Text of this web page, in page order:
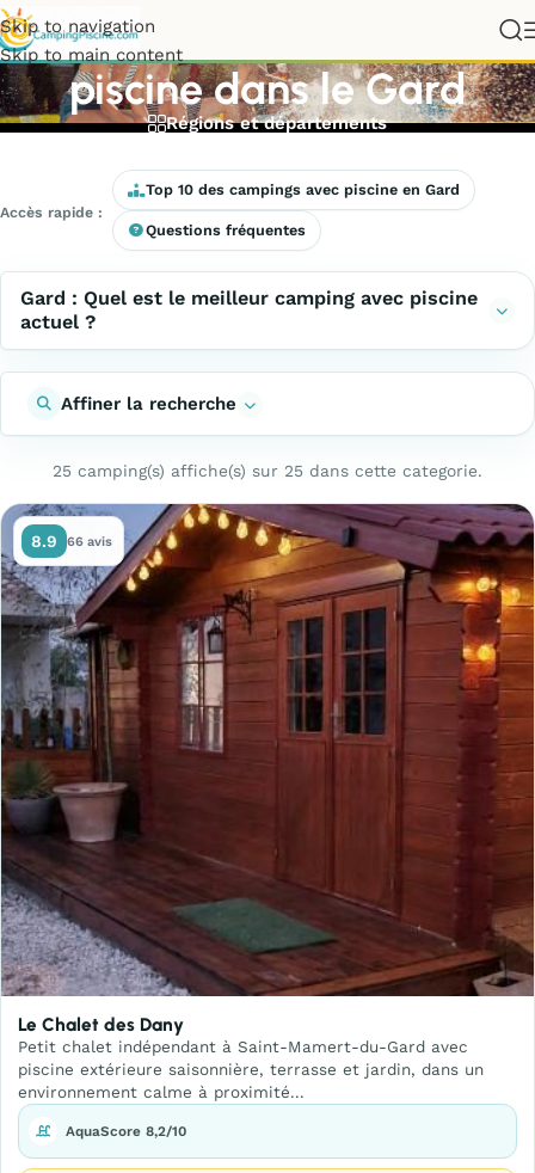
Skip to navigation
Skip to main content
Meilleurs campings avec
piscine dans le Gard
Régions et départements
Accès rapide :
Top 10 des campings avec piscine en Gard
Questions fréquentes
Gard : Quel est le meilleur camping avec piscine
actuel ?
Affiner la recherche
25 camping(s) affiche(s) sur 25 dans cette categorie.
8.9 66 avis
Le Chalet des Dany
Petit chalet indépendant à Saint-Mamert-du-Gard avec
piscine extérieure saisonnière, terrasse et jardin, dans un
environnement calme à proximité...
AquaScore 8,2/10